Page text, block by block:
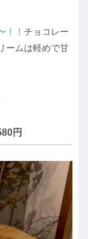
！！ チョコレー
ームは軽めで甘
円